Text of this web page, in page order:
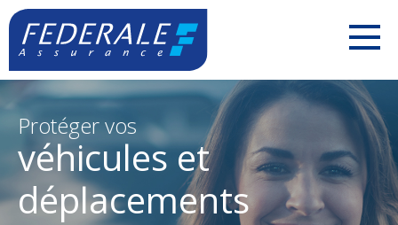
PARTICULIERS
Votre mobilité
Votre habitation
Protéger vos
véhicules et
déplacements